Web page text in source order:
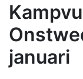
januari